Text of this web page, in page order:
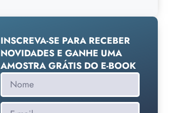
INSCREVA-SE PARA RECEBER
NOVIDADES E GANHE UMA
AMOSTRA GRÁTIS DO E-BOOK